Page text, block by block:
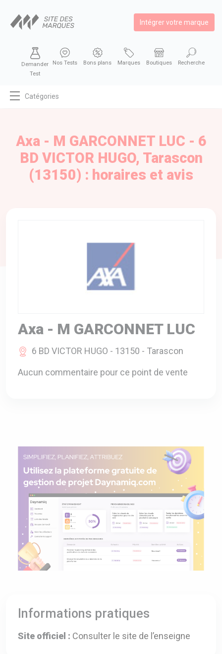
Intégrer votre marque
Demander
Test
Nos Tests Bons plans Marques Boutiques Recherche
Catégories
Axa - M GARCONNET LUC - 6
BD VICTOR HUGO, Tarascon
(13150) : horaires et avis
Axa - M GARCONNET LUC
6 BD VICTOR HUGO - 13150 - Tarascon
Aucun commentaire pour ce point de vente
Informations pratiques
Site officiel : Consulter le site de l’enseigne